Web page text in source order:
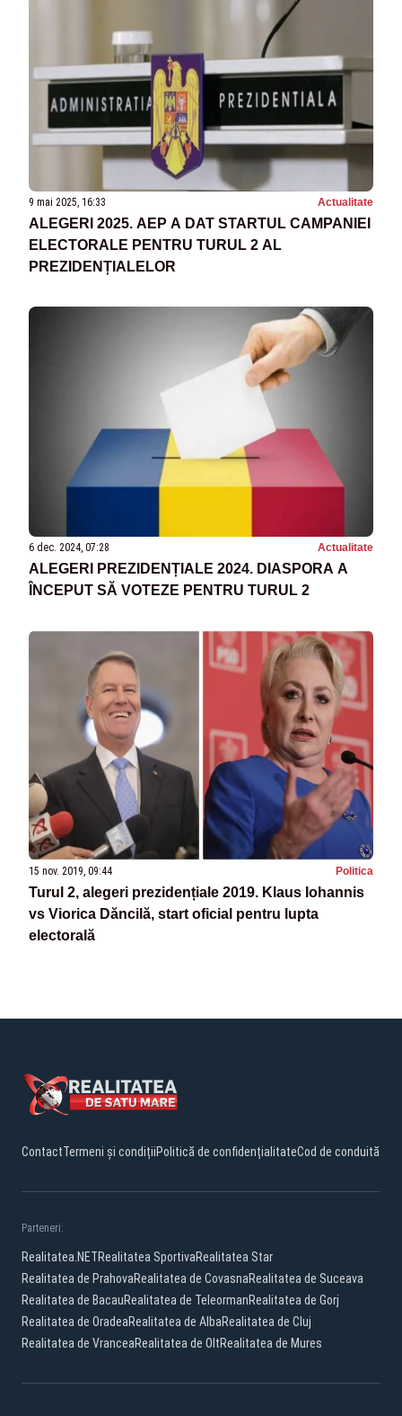
9 mai 2025, 16:33 Actualitate
ALEGERI 2025. AEP A DAT STARTUL CAMPANIEI
ELECTORALE PENTRU TURUL 2 AL
PREZIDENȚIALELOR
6 dec. 2024, 07:28 Actualitate
ALEGERI PREZIDENȚIALE 2024. DIASPORA A
ÎNCEPUT SĂ VOTEZE PENTRU TURUL 2
15 nov. 2019, 09:44 Politica
Turul 2, alegeri prezidențiale 2019. Klaus Iohannis
vs Viorica Dăncilă, start oficial pentru lupta
electorală
ContactTermeni și condițiiPolitică de confidențialitateCod de conduită
Parteneri:
Realitatea.NETRealitatea SportivaRealitatea Star
Realitatea de PrahovaRealitatea de CovasnaRealitatea de Suceava
Realitatea de BacauRealitatea de TeleormanRealitatea de Gorj
Realitatea de OradeaRealitatea de AlbaRealitatea de Cluj
Realitatea de VranceaRealitatea de OltRealitatea de Mures